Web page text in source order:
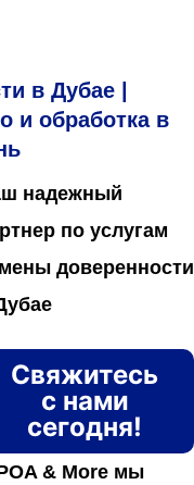
в Дубае |
и обработка в
надежный
по услугам
доверенности
Свяжитесь
с нами
сегодня!
& More мы